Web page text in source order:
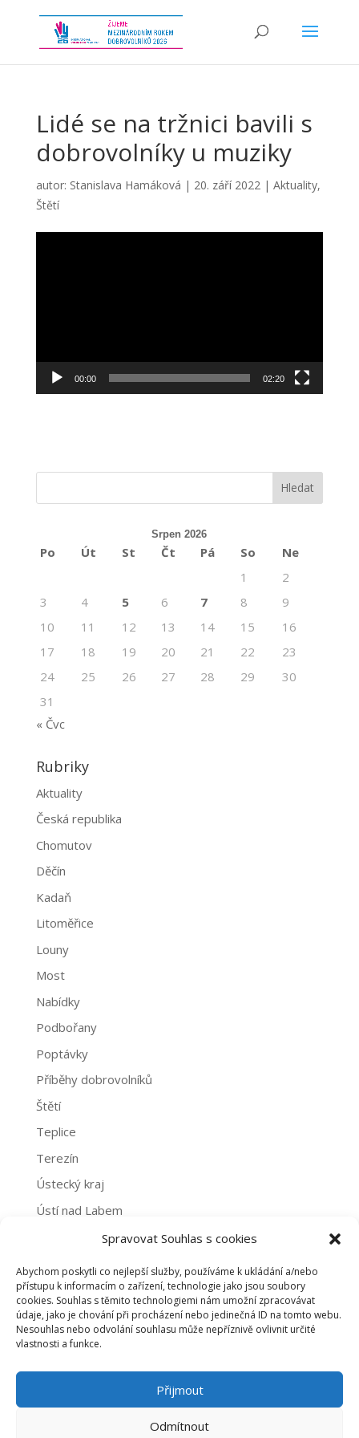
Spravovat Souhlas s cookies
Abychom poskytli co nejlepší služby, používáme k ukládání a/nebo
přístupu k informacím o zařízení, technologie jako jsou soubory
cookies. Souhlas s těmito technologiemi nám umožní zpracovávat
údaje, jako je chování při procházení nebo jedinečná ID na tomto webu.
Nesouhlas nebo odvolání souhlasu může nepříznivě ovlivnit určité
vlastnosti a funkce.
Přijmout
Odmítnout
Lidé se na tržnici bavili s
dobrovolníky u muziky
autor: Stanislava Hamáková | 20. září 2022| Aktuality,
Štětí
00:00 02:20
Srpen 2026
Po Út St Čt Pá So
Ne
1
2
3
4 5 6 7 8
9
10
11 12 13 14 15
16
17
18 19 20 21 22
23
24
25 26 27 28 29
30
31
« Čvc
Rubriky
Aktuality
Česká republika
Chomutov
Děčín
Kadaň
Litoměřice
Louny
Most
Nabídky
Podbořany
Poptávky
Příběhy dobrovolníků
Štětí
Teplice
Terezín
Ústecký kraj
Ústí nad Labem
Archivy
Archivy
PROHLÁŠENÍ O NAKLÁDÁNÍ S OSOBNÍMI ÚDAJI
ZÁSADY COOKIES (EU)